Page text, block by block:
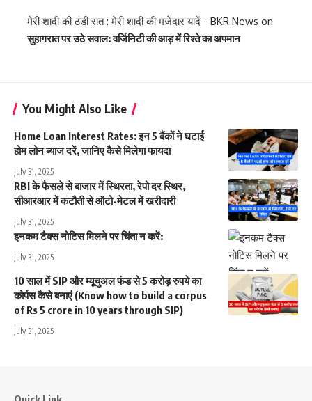
मेरी शादी की ठंडी रात : मेरी शादी की मजेदार यादें - BKR News on
सुहागरात पर उठे सवाल: वर्जिनिटी की आड़ में रिश्ते का अपमान
You Might Also Like
Home Loan Interest Rates: इन 5 बैंकों ने घटाई
होम लोन ब्याज दरें, जानिए कैसे मिलेगा फायदा
July 31, 2025
RBI के फैसले से बाजार में स्थिरता, रेपो दर स्थिर,
सीआरआर में कटौती से ऑटो-मेटल में खरीदारी
July 31, 2025
इनकम टैक्स नोटिस मिलने पर चिंता न करें:
July 31, 2025
10 साल में SIP और म्यूचुअल फंड से 5 करोड़ रुपये का
कोर्पस कैसे बनाएं (Know how to build a corpus
of Rs 5 crore in 10 years through SIP)
July 31, 2025